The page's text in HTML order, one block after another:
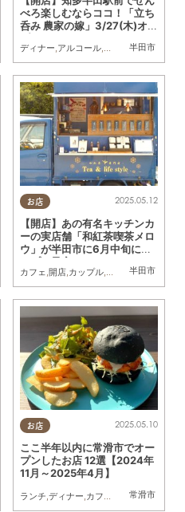
映画 半田市
べろ楽しむならココ！「立ち
呑み 農家の嫁」3/27(木)オー
プン
ディナー,アルコール,開店
お店
半田市
2025.05.12
【開店】あの有名キッチンカ
ーの実店舗「和紅茶喫茶メロ
ウ」が半田市に6月中旬にオ
ープン予定
カフェ,開店,カップル,友人
お店
常滑市
2025.05.10
ここ半年以内に常滑市でオー
プンしたお店 12選【2024年
11月～2025年4月】
ランチ ディナー カフェ 開店,リニューア